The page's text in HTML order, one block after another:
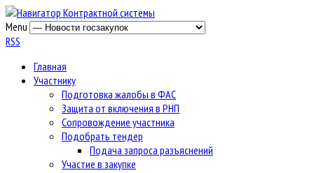
Menu
RSS
Главная
Участнику
Подготовка жалобы в ФАС
Защита от включения в РНП
Сопровождение участника
Подобрать тендер
Подача запроса разъяснений
Участие в закупке